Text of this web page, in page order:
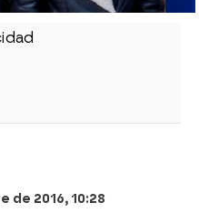
de 2016, 10:28